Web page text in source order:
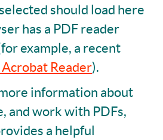
should load here
has a PDF reader
example, a recent
Reader).
information about
and work with PDFs,
a helpful